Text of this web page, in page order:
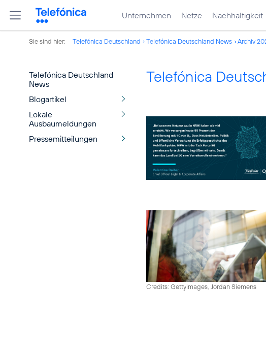
Unternehmen Netze Nachhaltigkeit
Sie sind hier: Telefónica Deutschland Telefónica Deutschland News Archiv
Telefónica Deutschland
News
Blogartikel
Lokale
Ausbaumeldungen
Pressemitteilungen
Telefónica
Credits: Gettyimages, Jordan Siemens